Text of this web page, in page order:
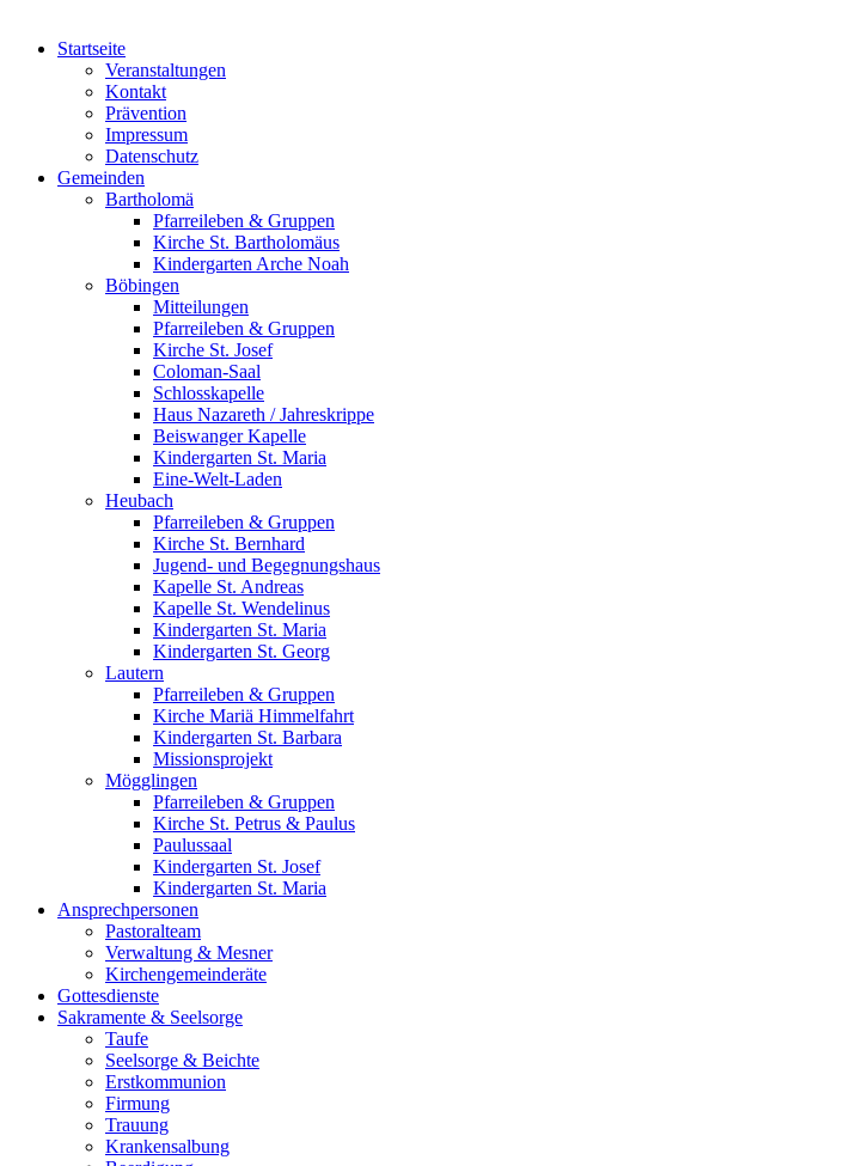
Startseite
Veranstaltungen
Kontakt
Prävention
Impressum
Datenschutz
Gemeinden
Bartholomä
Pfarreileben & Gruppen
Kirche St. Bartholomäus
Kindergarten Arche Noah
Böbingen
Mitteilungen
Pfarreileben & Gruppen
Kirche St. Josef
Coloman-Saal
Schlosskapelle
Haus Nazareth / Jahreskrippe
Beiswanger Kapelle
Kindergarten St. Maria
Eine-Welt-Laden
Heubach
Pfarreileben & Gruppen
Kirche St. Bernhard
Jugend- und Begegnungshaus
Kapelle St. Andreas
Kapelle St. Wendelinus
Kindergarten St. Maria
Kindergarten St. Georg
Lautern
Pfarreileben & Gruppen
Kirche Mariä Himmelfahrt
Kindergarten St. Barbara
Missionsprojekt
Mögglingen
Pfarreileben & Gruppen
Kirche St. Petrus & Paulus
Paulussaal
Kindergarten St. Josef
Kindergarten St. Maria
Ansprechpersonen
Pastoralteam
Verwaltung & Mesner
Kirchengemeinderäte
Gottesdienste
Sakramente & Seelsorge
Taufe
Seelsorge & Beichte
Erstkommunion
Firmung
Trauung
Krankensalbung